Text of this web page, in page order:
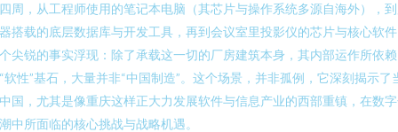
周，从工程师使用的笔记本电脑（其芯片与操作系统多源自海外），
搭载的底层数据库与开发工具，再到会议室里投影仪的芯片与核心软
尖锐的事实浮现：除了承载这一切的厂房建筑本身，其内部运作所依赖
软性”基石，大量并非“中国制造”。这个场景，并非孤例，它深刻揭示了
国，尤其是像重庆这样正大力发展软件与信息产业的西部重镇，在数
中所面临的核心挑战与战略机遇。